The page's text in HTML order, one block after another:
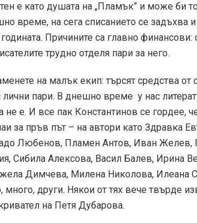
е като душата на „Пламък” и може би
време, на сега списанието се задъхва
Причините са главно
трудно отделя пари за него.
на малък екип: търсят средства
лични пари. В днешно време у нас
не е. И все пак Константинов се гордее,
за пръв път – на автори като Здравка
Любенов, Пламен Антов, Иван
Сибила Алексова, Васил Балев, Ирина
Димчева, Милена Николова, Илеана
много, други. Някои от тях вече твърде
на Петя Дубарова.